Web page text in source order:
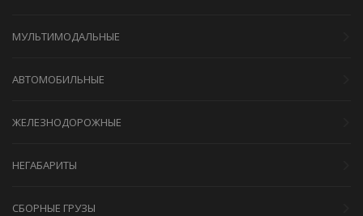
МУЛЬТИМОДАЛЬНЫЕ
АВТОМОБИЛЬНЫЕ
ЖЕЛЕЗНОДОРОЖНЫЕ
НЕГАБАРИТЫ
СБОРНЫЕ ГРУЗЫ